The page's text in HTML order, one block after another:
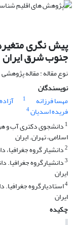
پیش نگری
جنوب شرق ایران
نوع مقاله : مقاله پژوهشی
نویسندگان
مهسا فرزانه
1
فریده اسدیان4
1 دانشجوی دکتری آب و
اسلامی، تهران. ایران
2دانشیار گروه جغرافیا،
3دانشیارگروه جغرافیا.
ایران
4استادیارگروه
ایران
چکیده